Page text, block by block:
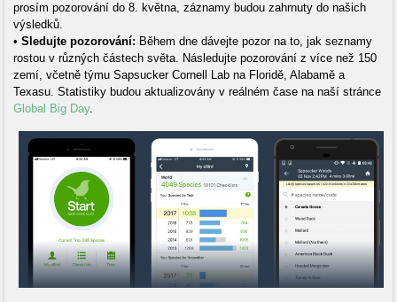
prosím pozorování do 8. května, záznamy budou zahrnuty do našich
výsledků.
• Sledujte pozorování: Během dne dávejte pozor na to, jak seznamy
rostou v různých částech světa. Následujte pozorování z více než 150
zemí, včetně týmu Sapsucker Cornell Lab na Floridě, Alabamě a
Texasu. Statistiky budou aktualizovány v reálném čase na naší stránce
Global Big Day.